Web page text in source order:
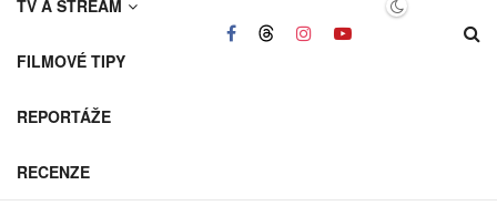
TV A STREAM
FILMOVÉ TIPY
REPORTÁŽE
RECENZE